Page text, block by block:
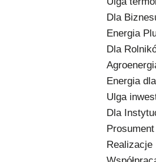
Dla
Energia
Dla
Energia
Ulga
Dla
Realizacje